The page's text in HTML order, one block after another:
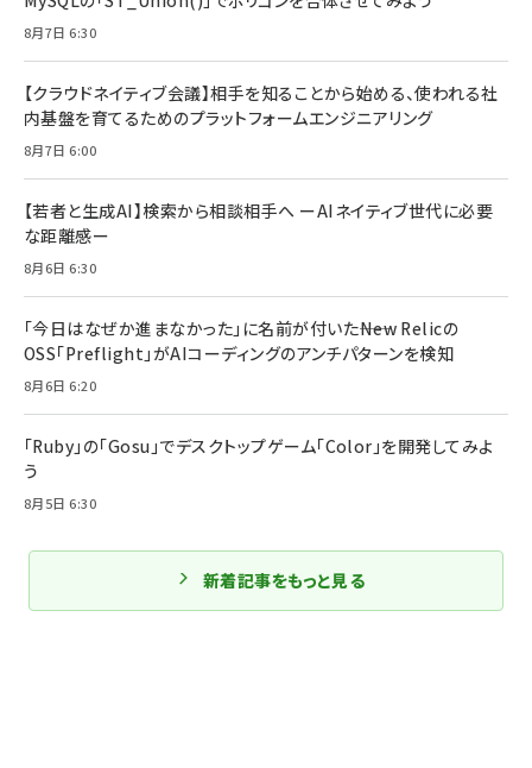
8月7日 6:30
【クラウドネイティブ会議】相手を知ることから始める、使われる社
内基盤を育てるためのプラットフォームエンジニアリング
8月7日 6:00
【若者と生成AI】検索から相談相手へ ーAIネイティブ世代に必要
な距離感ー
8月6日 6:30
「今日はなぜか進まなかった」に名前が付いた――New Relicの
OSS「Preflight」がAIコーディングのアンチパターンを検知
8月6日 6:20
「Ruby」の「Gosu」でデスクトップゲーム「Color」を開発してみよ
う
8月5日 6:30
新着記事をもっと見る